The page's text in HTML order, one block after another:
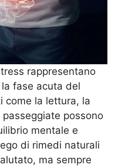
rappresentano
fase acuta del
come la lettura, la
possono
mentale e
di rimedi naturali
ma sempre